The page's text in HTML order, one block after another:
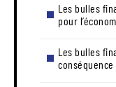
Les bulles
pour
Les bulles
conséquence